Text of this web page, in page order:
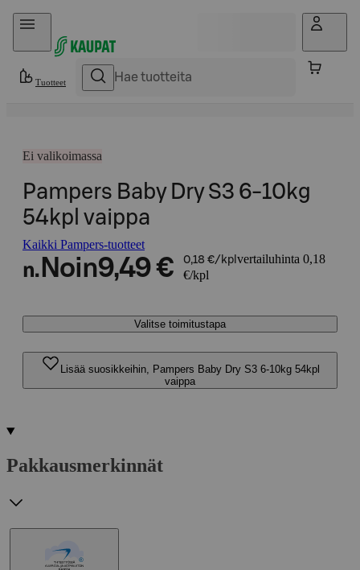
Hyppää sisältöön
Tuotteet
Ei valikoimassa
Pampers Baby Dry S3 6-10kg
54kpl vaippa
Kaikki Pampers-tuotteet
n. Noin9,49 € 0,18 €/kpl vertailuhinta 0,18
€/kpl
Valitse toimitustapa
Lisää suosikkeihin, Pampers Baby Dry S3 6-10kg 54kpl
vaippa
Pakkausmerkinnät